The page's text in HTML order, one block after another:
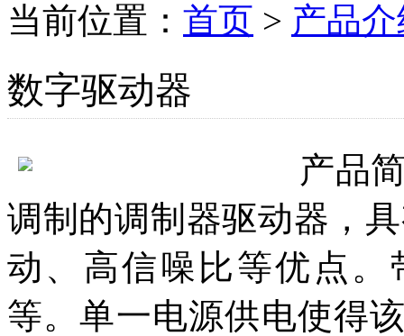
当前位置： 首页 > 产品
数字驱动器
产品
调制的调制器驱动器，
动、高信噪比等优点。
等。单一电源供电使得